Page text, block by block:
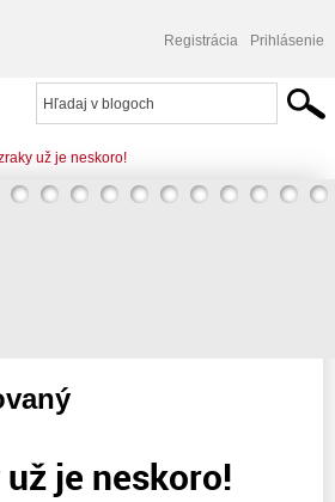
Registrácia Prihlásenie
už je neskoro!
je neskoro!